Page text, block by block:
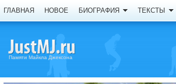
ГЛАВНАЯ НОВОЕ БИОГРАФИЯ ТЕКСТЫ
Памяти Майкла Джексона